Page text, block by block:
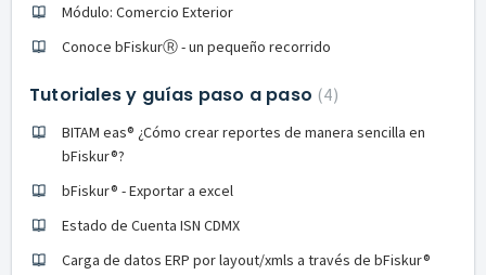
Módulo: Comercio Exterior
Conoce bFiskurⓇ - un pequeño recorrido
Tutoriales y guías paso a paso 4
BITAM eas® ¿Cómo crear reportes de manera sencilla en
bFiskur®?
bFiskur® - Exportar a excel
Estado de Cuenta ISN CDMX
Carga de datos ERP por layout/xmls a través de bFiskur®︎